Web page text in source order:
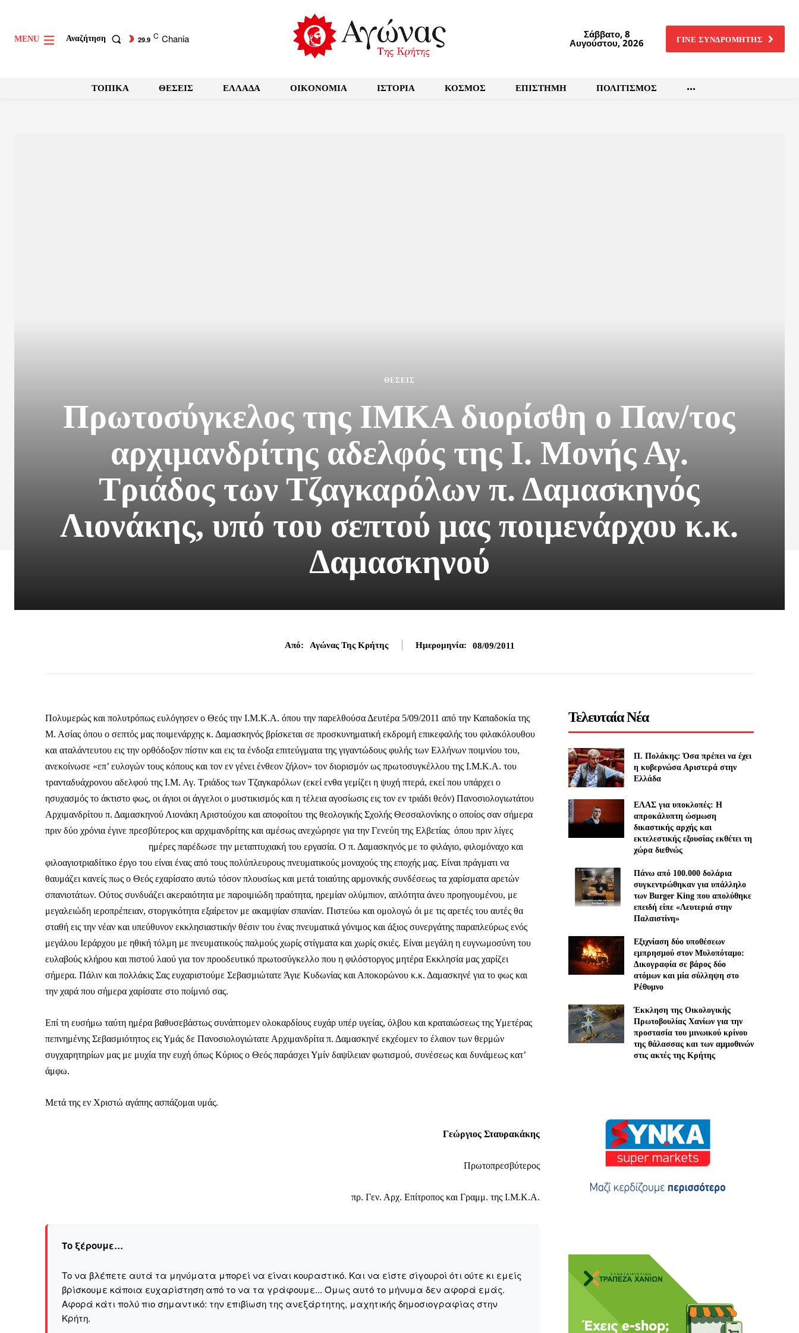
Καθημερινή Μαχητική
Εφημερίδα
ΕΓΓΡΑΦΕΙΤΕ
Αγώνας της Κρήτης
MENU Αναζήτηση 29.9 C Chania Σάββατο, 8
Αυγούστου, 2026 ΓΙΝΕ ΣΥΝΔΡΟΜΗΤΗΣ
ΤΟΠΙΚΑ ΘΕΣΕΙΣ ΕΛΛΑΔΑ OIKONOMIA ΙΣΤΟΡΙΑ ΚΟΣΜΟΣ ΕΠΙΣΤΗΜΗ ΠΟΛΙΤΙΣΜΟΣ
ΘΕΣΕΙΣ
Πρωτοσύγκελος της ΙΜΚΑ διορίσθη ο Παν/τος
αρχιμανδρίτης αδελφός της Ι. Μονής Αγ.
Τριάδος των Τζαγκαρόλων π. Δαμασκηνός
Λιονάκης, υπό του σεπτού μας ποιμενάρχου κ.κ.
Δαμασκηνού
Από: Αγώνας Της Κρήτης Ημερομηνία: 08/09/2011
Πολυμερώς και πολυτρόπως ευλόγησεν ο Θεός την Ι.Μ.Κ.Α. όπου την παρελθούσα Δευτέρα 5/09/2011 από την Καπαδοκία της
Μ. Ασίας όπου ο σεπτός μας ποιμενάρχης κ. Δαμασκηνός βρίσκεται σε προσκυνηματική εκδρομή επικεφαλής του φιλακόλουθου
και αταλάντευτου εις την ορθόδοξον πίστιν και εις τα ένδοξα επιτεύγματα της γιγαντώδους φυλής των Ελλήνων ποιμνίου του,
ανεκοίνωσε «επ’ ευλογών τους κόπους και τον εν γένει ένθεον ζήλον» τον διορισμόν ως πρωτοσυγκέλλου της Ι.Μ.Κ.Α. του
τρανταδυάχρονου αδελφού της Ι.Μ. Αγ. Τριάδος των Τζαγκαρόλων (εκεί ενθα γεμίζει η ψυχή πτερά, εκεί που υπάρχει ο
ησυχασμός το άκτιστο φως, οι άγιοι οι άγγελοι ο μυστικισμός και η τέλεια αγοσίωσις εις τον εν τριάδι θεόν) Πανοσιολογιωτάτου
Αρχιμανδρίτου π. Δαμασκηνού Λιονάκη Αριστούχου και αποφοίτου της θεολογικής Σχολής Θεσσαλονίκης ο οποίος σαν σήμερα
πριν δύο χρόνια έγινε πρεσβύτερος και αρχιμανδρίτης και αμέσως ανεχώρησε για την Γενεύη της Ελβετίας όπου πριν λίγες
ημέρες παρέδωσε την μεταπτυχιακή του εργασία. Ο π. Δαμασκηνός με το φιλάγιο, φιλομόναχο και
φιλοαγιοτριαδίτικο έργο του είναι ένας από τους πολύπλευρους πνευματικούς μοναχούς της εποχής μας. Είναι πράγματι να
θαυμάζει κανείς πως ο Θεός εχαρίσατο αυτώ τόσον πλουσίως και μετά τοιαύτης αρμονικής συνδέσεως τα χαρίσματα αρετών
σπανιοτάτων. Ούτος συνδυάζει ακεραιότητα με παροιμιώδη πραότητα, ηρεμίαν ολύμπιον, απλότητα άνευ προηγουμένου, με
μεγαλειώδη ιεροπρέπειαν, στοργικότητα εξαίρετον με ακαμψίαν σπανίαν. Πιστεύω και ομολογώ όι με τις αρετές του αυτές θα
σταθή εις την νέαν και υπεύθυνον εκκλησιαστικήν θέσιν του ένας πνευματικά γόνιμος και άξιος συνεργάτης παραπλεύρως ενός
μεγάλου Ιεράρχου με ηθική τόλμη με πνευματικούς παλμούς χωρίς στίγματα και χωρίς σκιές. Είναι μεγάλη η ευγνωμοσύνη του
ευλαβούς κλήρου και πιστού λαού για τον προοδευτικό πρωτοσύγκελλο που η φιλόστοργος μητέρα Εκκλησία μας χαρίζει
σήμερα. Πάλιν και πολλάκις Σας ευχαριστούμε Σεβασμιώτατε Άγιε Κυδωνίας και Αποκορώνου κ.κ. Δαμασκηνέ για το φως και
την χαρά που σήμερα χαρίσατε στο ποίμνιό σας.
Επί τη ευσήμω ταύτη ημέρα βαθυσεβάστως συνάπτομεν ολοκαρδίους ευχάρ υπέρ υγείας, όλβου και κραταιώσεως της Υμετέρας
πεπνημένης Σεβασμιότητος εις Υμάς δε Πανοσιολογιώτατε Αρχιμανδρίτα π. Δαμασκηνέ εκχέομεν το έλαιον των θερμών
συγχαρητηρίων μας με μυχία την ευχή όπως Κύριος ο Θεός παράσχει Υμίν δαψίλειαν φωτισμού, συνέσεως και δυνάμεως κατ’
άμφω.
Μετά της εν Χριστώ αγάπης ασπάζομαι υμάς.
Γεώργιος Σταυρακάκης
Πρωτοπρεσβύτερος
πρ. Γεν. Αρχ. Επίτροπος και Γραμμ. της Ι.Μ.Κ.Α.
Το ξέρουμε…
Το να βλέπετε αυτά τα μηνύματα μπορεί να είναι κουραστικό. Και να είστε σίγουροί ότι ούτε κι εμείς
βρίσκουμε κάποια ευχαρίστηση από το να τα γράφουμε... Όμως αυτό το μήνυμα δεν αφορά εμάς.
Αφορά κάτι πολύ πιο σημαντικό: την επιβίωση της ανεξάρτητης, μαχητικής δημοσιογραφίας στην
Kρήτη.
Τελευταία Νέα
Π. Πολάκης: Όσα πρέπει να έχει
η κυβερνώσα Αριστερά στην
Ελλάδα
ΕΛΑΣ για υποκλοπές: H
απροκάλυπτη ώσμωση
δικαστικής αρχής και
εκτελεστικής εξουσίας εκθέτει τη
χώρα διεθνώς
Πάνω από 100.000 δολάρια
συγκεντρώθηκαν για υπάλληλο
των Burger King που απολύθηκε
επειδή είπε «Λευτεριά στην
Παλαιστίνη»
Εξιχνίαση δύο υποθέσεων
εμπρησμού στον Μυλοπόταμο:
Δικογραφία σε βάρος δύο
ατόμων και μία σύλληψη στο
Ρέθυμνο
Έκκληση της Οικολογικής
Πρωτοβουλίας Χανίων για την
προστασία του μινωικού κρίνου
της θάλασσας και των αμμοθινών
στις ακτές της Κρήτης